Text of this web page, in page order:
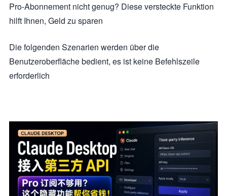
Pro-Abonnement nicht genug? Diese versteckte Funktion
hilft Ihnen, Geld zu sparen
Die folgenden Szenarien werden über die
Benutzeroberfläche bedient, es ist keine Befehlszeile
erforderlich